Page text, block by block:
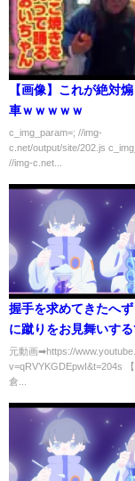
【画像】これが絶対
車ｗｗｗｗｗ
c_img_param=; //img-
c.net/output/site/202.js
//img-c.net...
握手を求めてきたへず
に蹴りをお見舞いす
元動画➡https://
v=qRVYKGDEpwI&t=204s
倉...